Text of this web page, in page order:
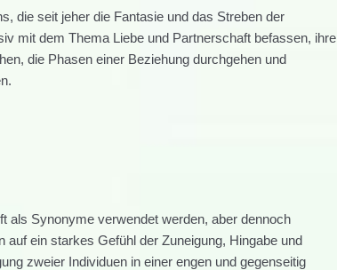
die seit jeher die Fantasie und das Streben der
mit dem Thema Liebe und Partnerschaft befassen, ihre
die Phasen einer Beziehung durchgehen und
als Synonyme verwendet werden, aber dennoch
ein starkes Gefühl der Zuneigung, Hingabe und
zweier Individuen in einer engen und gegenseitig